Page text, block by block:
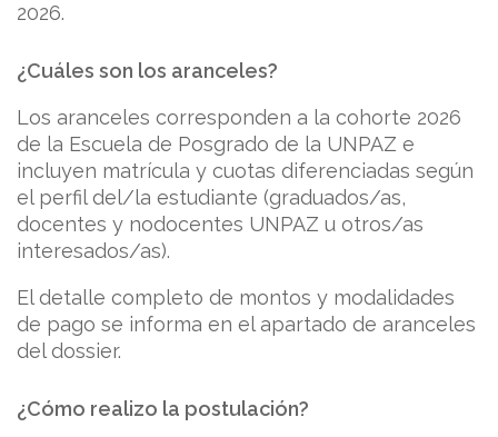
2026.
¿Cuáles son los aranceles?
Los aranceles corresponden a la cohorte 2026
de la Escuela de Posgrado de la UNPAZ e
incluyen matrícula y cuotas diferenciadas según
el perfil del/la estudiante (graduados/as,
docentes y nodocentes UNPAZ u otros/as
interesados/as).
El detalle completo de montos y modalidades
de pago se informa en el apartado de aranceles
del dossier.
¿Cómo realizo la postulación?